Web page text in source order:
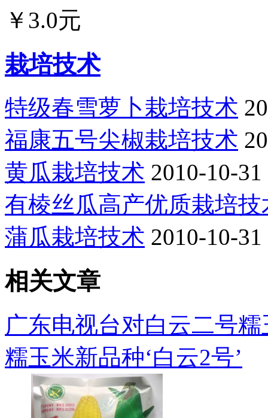
￥3.0元
栽培技术
特级春雪萝卜栽培技术
福康五号尖椒栽培技术
黄瓜栽培技术 2010-10-31
有棱丝瓜高产优质栽培技
蒲瓜栽培技术 2010-10-31
相关文章
广东电视台对白云二号
糯玉米新品种‘白云2号’